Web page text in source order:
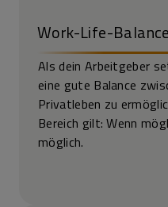
Work-Life-Balance
Als dein Arbeitgeber
eine gute Balance
Privatleben zu
Bereich gilt: Wenn
möglich.